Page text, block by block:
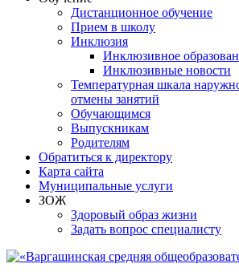
Дистанционное обучение
Прием в школу
Инклюзия
Инклюзивное
Инклюзивные новости
Температурная шкала
отмены занятий
Обучающимся
Выпускникам
Родителям
Обратиться к директору
Карта сайта
Муниципальные услуги
ЗОЖ
Здоровый образ жизни
Задать вопрос специалисту